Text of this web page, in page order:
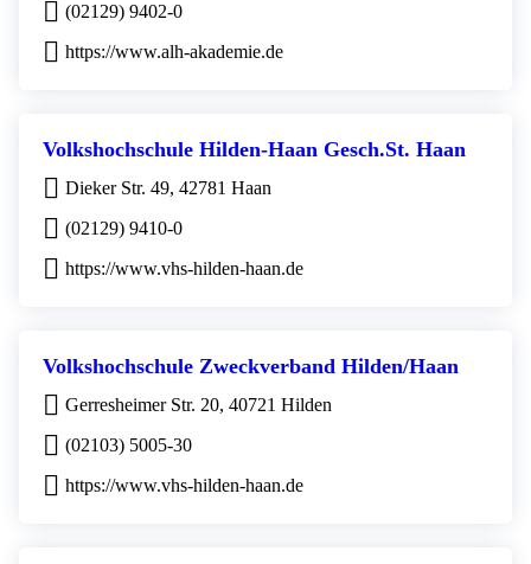
(02129) 9402-0
https://www.alh-akademie.de
Volkshochschule Hilden-Haan Gesch.St. Haan
Dieker Str. 49, 42781 Haan
(02129) 9410-0
https://www.vhs-hilden-haan.de
Volkshochschule Zweckverband Hilden/Haan
Gerresheimer Str. 20, 40721 Hilden
(02103) 5005-30
https://www.vhs-hilden-haan.de